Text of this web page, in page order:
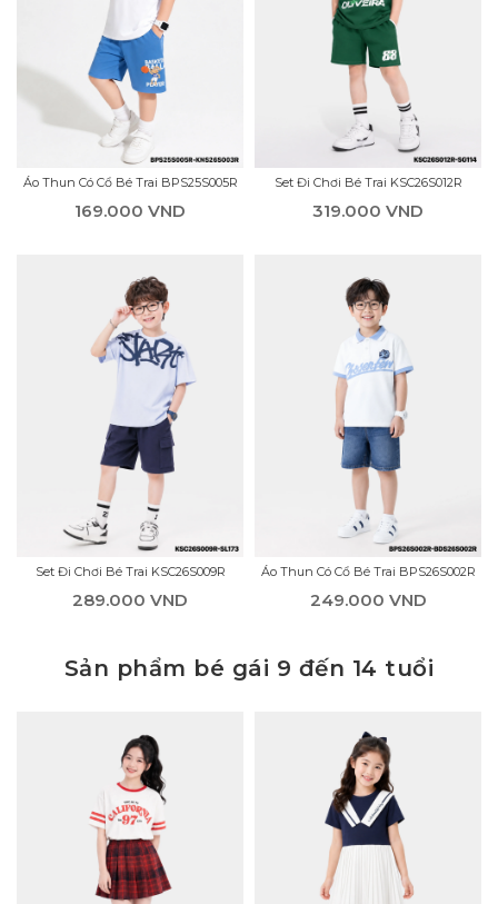
Áo Thun Có Cổ Bé Trai BPS25S005R
169.000 VND
Set Đi Chơi Bé Trai KSC26S012R
319.000 VND
Set Đi Chơi Bé Trai KSC26S009R
289.000 VND
Áo Thun Có Cổ Bé Trai BPS26S002R
249.000 VND
Sản phẩm bé gái 9 đến 14 tuổi